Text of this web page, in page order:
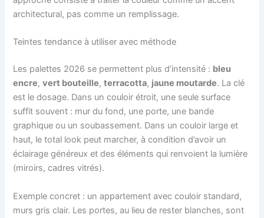
architectural, pas comme un remplissage.
Teintes tendance à utiliser avec méthode
Les palettes 2026 se permettent plus d’intensité : bleu
encre,vert bouteille,terracotta, jaune moutarde. La clé
est le dosage. Dans un couloir étroit, une seule surface
suffit souvent : mur du fond, une porte, une bande
graphique ou un soubassement. Dans un couloir large et
haut, le total look peut marcher, à condition d’avoir un
éclairage généreux et des éléments qui renvoient la lumière
(miroirs, cadres vitrés).
Exemple concret : un appartement avec couloir standard,
murs gris clair. Les portes, au lieu de rester blanches, sont